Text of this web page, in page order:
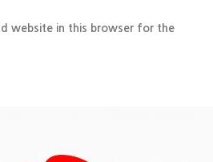
website in this browser for the